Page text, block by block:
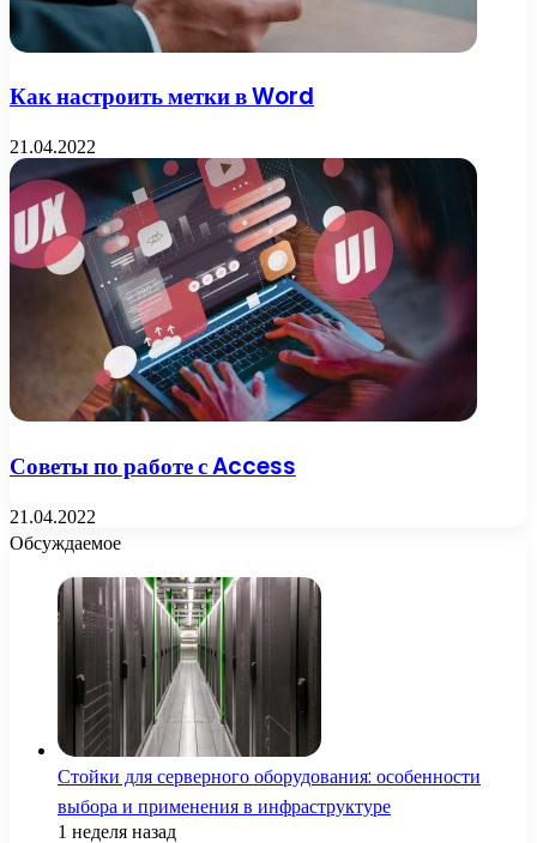
Как настроить метки в Word
21.04.2022
Советы по работе с Access
21.04.2022
Обсуждаемое
Стойки для серверного оборудования: особенности
выбора и применения в инфраструктуре
1 неделя назад